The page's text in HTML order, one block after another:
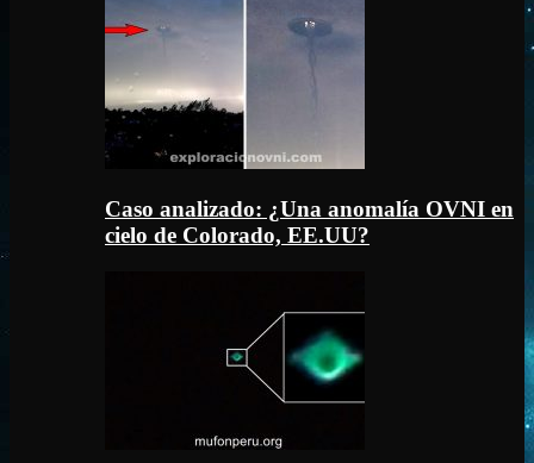
Caso analizado: ¿Una anomalía OVNI en
cielo de Colorado, EE.UU?